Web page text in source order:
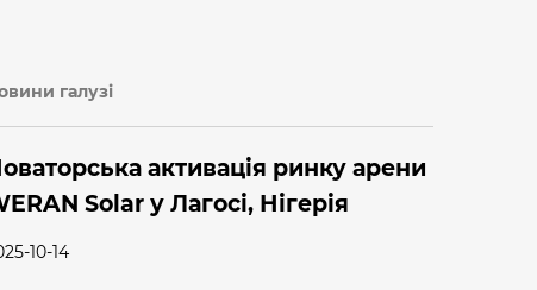
галузі
активація ринку арени
Solar у Лагосі, Нігерія
10-14